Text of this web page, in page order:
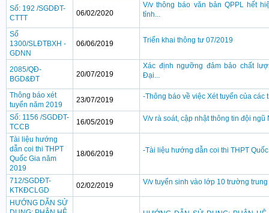
Số: 192 /SGDĐT-
CTTT
06/02/2020
V/v thông báo văn bản QPPL hết
tỉnh...
Số
1300/SLĐTBXH -
GDNN
06/06/2019 Triển khai thông tư 07/2019
2085/QĐ-
BGD&ĐT
20/07/2019
Xác định ngưỡng đảm bảo chất
Đại...
Thông báo xét
tuyển năm 2019
23/07/2019 -Thông báo về việc Xét tuyển của
Số: 1156 /SGDĐT-
TCCB
16/05/2019 V/v rà soát, cập nhật thông tin đội ngũ
Tài liệu hướng
dẫn coi thi THPT
Quốc Gia năm
2019
18/06/2019 -Tài liệu hướng dẫn coi thi THPT
712/SGDĐT-
KTKĐCLGD
02/02/2019 V/v tuyển sinh vào lớp 10 trường
HƯỚNG DẪN SỬ